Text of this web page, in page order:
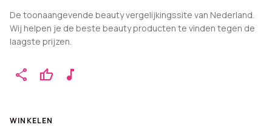
De toonaangevende beauty vergelijkingssite van Nederland.
Wij helpen je de beste beauty producten te vinden tegen de
laagste prijzen.
share thumb_up music_note
WINKELEN